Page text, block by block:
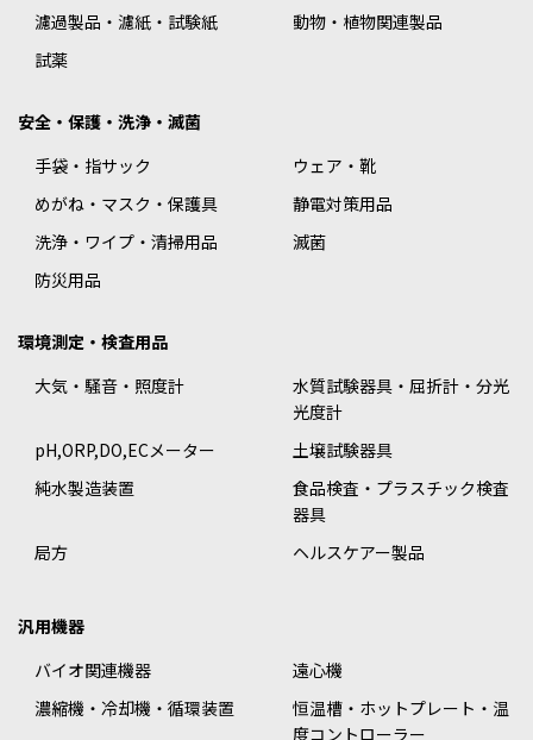
濾過製品・濾紙・試験紙
動物・植物関連製品
試薬
安全・保護・洗浄・滅菌
手袋・指サック
ウェア・靴
めがね・マスク・保護具
静電対策用品
洗浄・ワイプ・清掃用品
滅菌
防災用品
環境測定・検査用品
大気・騒音・照度計
水質試験器具・屈折計・分光
光度計
pH,ORP,DO,ECメーター
土壌試験器具
純水製造装置
食品検査・プラスチック検査
器具
局方
ヘルスケアー製品
汎用機器
バイオ関連機器
遠心機
濃縮機・冷却機・循環装置
恒温槽・ホットプレート・温
度コントローラー